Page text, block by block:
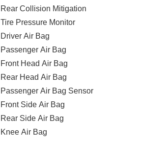
Rear Collision Mitigation
Tire Pressure Monitor
Driver Air Bag
Passenger Air Bag
Front Head Air Bag
Rear Head Air Bag
Passenger Air Bag Sensor
Front Side Air Bag
Rear Side Air Bag
Knee Air Bag